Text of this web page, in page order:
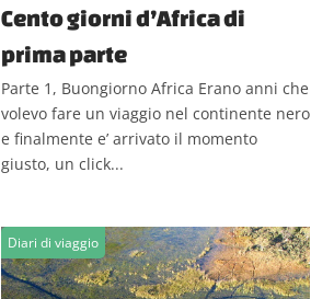
Cento giorni d’Africa di
prima parte
Parte 1, Buongiorno Africa Erano anni che
volevo fare un viaggio nel continente nero
e finalmente e’ arrivato il momento
giusto, un click...
Diari di viaggio